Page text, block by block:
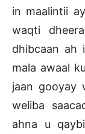
in maalintii
waqti
dhibcaan ah
mala awaal
jaan gooyay
weliba
ahna u